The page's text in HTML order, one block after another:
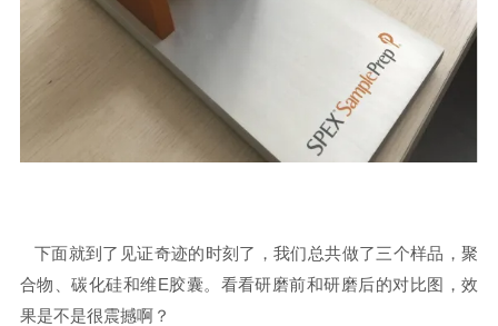
下面就到了见证奇迹的时刻了，我们总共做了三个样品，聚
合物、碳化硅和维E胶囊。看看研磨前和研磨后的对比图，效
果是不是很震撼啊？